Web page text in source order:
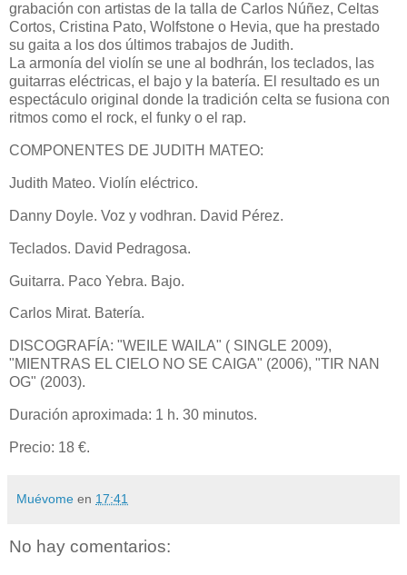
grabación con artistas de la talla de Carlos Núñez, Celtas
Cortos, Cristina Pato, Wolfstone o Hevia, que ha prestado
su gaita a los dos últimos trabajos de Judith.
La armonía del violín se une al bodhrán, los teclados, las
guitarras eléctricas, el bajo y la batería. El resultado es un
espectáculo original donde la tradición celta se fusiona con
ritmos como el rock, el funky o el rap.
COMPONENTES DE JUDITH MATEO:
Judith Mateo. Violín eléctrico.
Danny Doyle. Voz y vodhran. David Pérez.
Teclados. David Pedragosa.
Guitarra. Paco Yebra. Bajo.
Carlos Mirat. Batería.
DISCOGRAFÍA: "WEILE WAILA" ( SINGLE 2009),
"MIENTRAS EL CIELO NO SE CAIGA" (2006), "TIR NAN
OG" (2003).
Duración aproximada: 1 h. 30 minutos.
Precio: 18 €.
Muévome en 17:41
No hay comentarios: